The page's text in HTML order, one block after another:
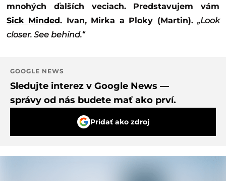
mnohých ďalších veciach. Predstavujem vám
Sick Minded. Ivan, Mirka a Ploky (Martin).„Look
closer. See behind.“
GOOGLE NEWS
Sledujte interez v Google News —
správy od nás budete mať ako prví.
Pridať ako zdroj